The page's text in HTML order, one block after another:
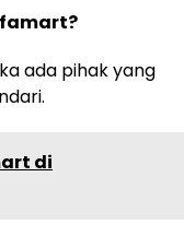
ada pihak yang
di